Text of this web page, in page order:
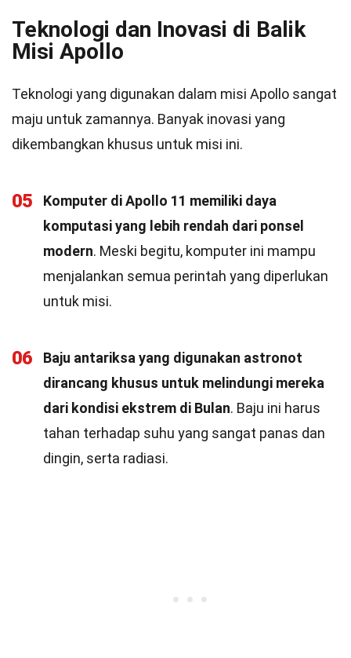
Teknologi dan Inovasi di Balik
Misi Apollo
Teknologi yang digunakan dalam misi Apollo sangat
maju untuk zamannya. Banyak inovasi yang
dikembangkan khusus untuk misi ini.
05
Komputer di Apollo 11 memiliki daya
komputasi yang lebih rendah dari ponsel
modern. Meski begitu, komputer ini mampu
menjalankan semua perintah yang diperlukan
untuk misi.
06
Baju antariksa yang digunakan astronot
dirancang khusus untuk melindungi mereka
dari kondisi ekstrem di Bulan. Baju ini harus
tahan terhadap suhu yang sangat panas dan
dingin, serta radiasi.